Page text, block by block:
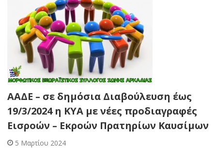
ΑΑΔΕ – σε δημόσια Διαβούλευση έως
19/3/2024 η ΚΥΑ με νέες προδιαγραφές
Εισροών – Εκροών Πρατηρίων Καυσίμων
5 Μαρτίου 2024